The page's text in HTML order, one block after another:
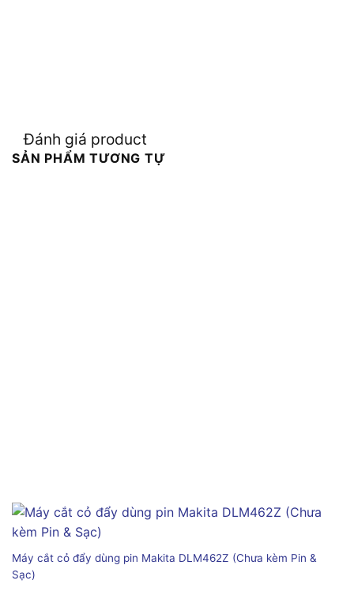
Đánh giá product
SẢN PHẨM TƯƠNG TỰ
Máy cắt cỏ đẩy dùng pin Makita DLM462Z (Chưa kèm Pin &
Sạc)